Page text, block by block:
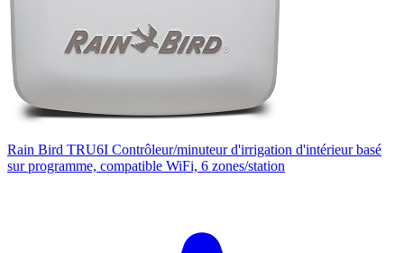
Rain Bird TRU6I Contrôleur/minuteur d'irrigation d'intérieur basé
sur programme, compatible WiFi, 6 zones/station